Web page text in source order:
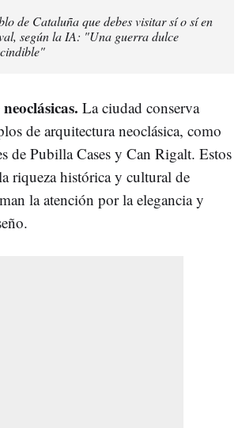
de Cataluña que debes visitar sí o sí en
según la IA: "Una guerra dulce
La ciudad conserva
de arquitectura neoclásica, como
de Pubilla Cases y Can Rigalt. Estos
riqueza histórica y cultural de
la atención por la elegancia y